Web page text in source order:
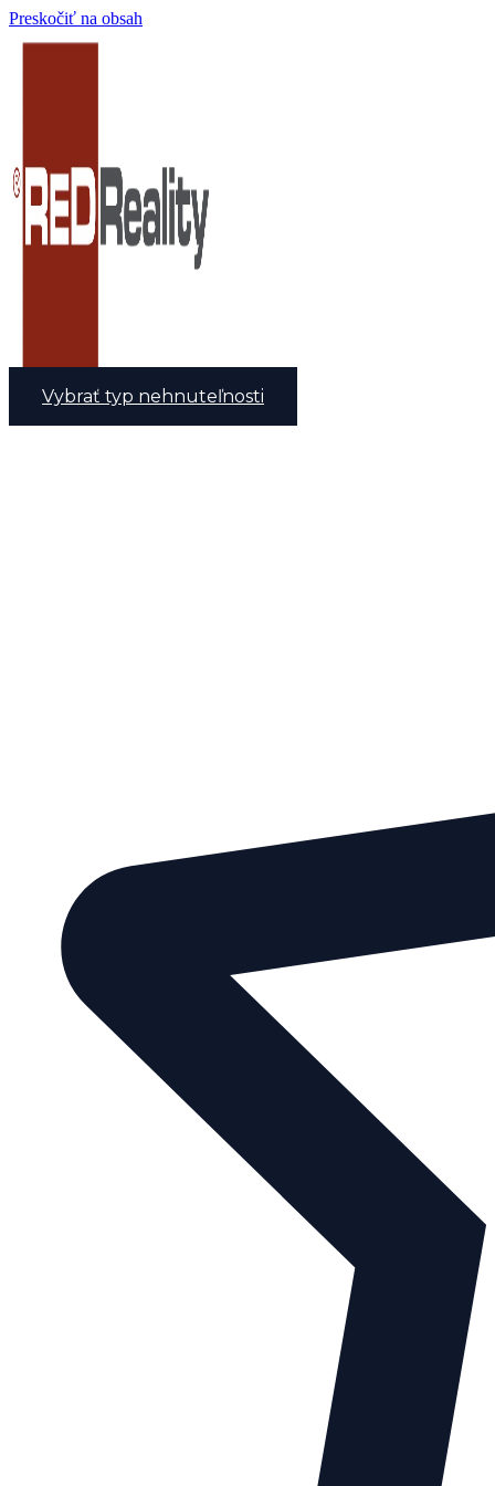
Preskočiť na obsah
Vybrať typ nehnuteľnosti